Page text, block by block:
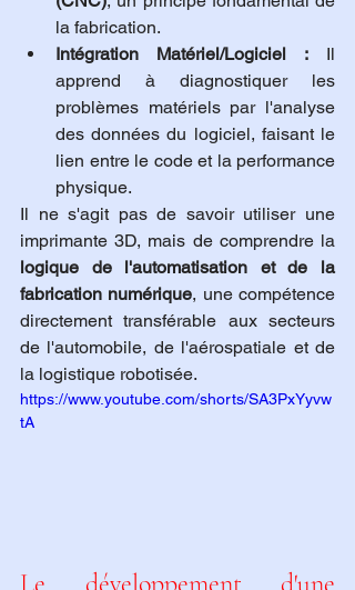
la fabrication.
Intégration Matériel/Logiciel : Il
apprend à diagnostiquer les
problèmes matériels par l'analyse
des données du logiciel, faisant le
lien entre le code et la performance
physique.
Il ne s'agit pas de savoir utiliser une
logique de l'automatisation et de la
fabrication numérique, une compétence
directement transférable aux secteurs
de l'automobile, de l'aérospatiale et de
la logistique robotisée.
https://www.youtube.com/shorts/SA3PxYyvw
tA
Le développement d'une